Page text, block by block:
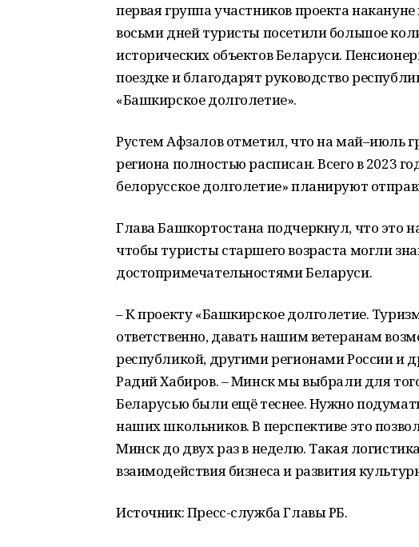
первая группа участников проекта
восьми дней туристы посетили большое
исторических объектов Беларуси.
поездке и благодарят руководство
«Башкирское долголетие».
Рустем Афзалов отметил, что на май–июль
региона полностью расписан. Всего в 2023
белорусское долголетие» планируют
Глава Башкортостана подчеркнул, что это
чтобы туристы старшего возраста могли
достопримечательностями Беларуси.
– К проекту «Башкирское долголетие.
ответственно, давать нашим ветеранам
республикой, другими регионами России и
Радий Хабиров. – Минск мы выбрали для
Беларусью были ещё теснее. Нужно
наших школьников. В перспективе это
Минск до двух раз в неделю. Такая
взаимодействия бизнеса и развития
Источник: Пресс-служба Главы РБ.